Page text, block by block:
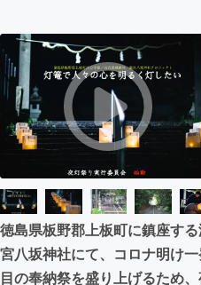
アート・写真
テクノロジー・ガジ
映像・映画
ビジネス・起業
徳島県板野郡上板町に鎮座す
宮八坂神社にて、コロナ明け
目の奉納祭を盛り上げるため